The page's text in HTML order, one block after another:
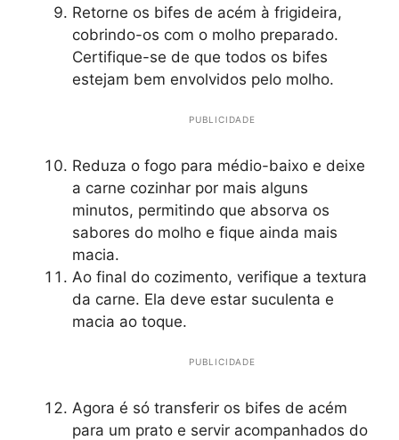
Retorne os bifes de acém à frigideira,
cobrindo-os com o molho preparado.
Certifique-se de que todos os bifes
estejam bem envolvidos pelo molho.
PUBLICIDADE
Reduza o fogo para médio-baixo e deixe
a carne cozinhar por mais alguns
minutos, permitindo que absorva os
sabores do molho e fique ainda mais
macia.
Ao final do cozimento, verifique a textura
da carne. Ela deve estar suculenta e
macia ao toque.
PUBLICIDADE
Agora é só transferir os bifes de acém
para um prato e servir acompanhados do